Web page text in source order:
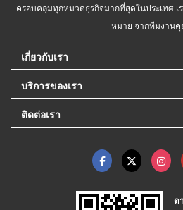
ครอบคลุมทุกหมวดธุรกิจมากที่สุดในประเทศ
หมาย จากทีมงาน
เกี่ยวกับเรา
บริการของเรา
ติดต่อเรา
ด